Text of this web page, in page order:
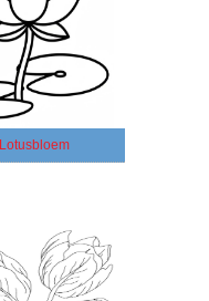
Lotusbloem